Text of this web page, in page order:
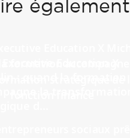
également